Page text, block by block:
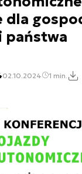
dla
państwa
02.10.2024 1 min.